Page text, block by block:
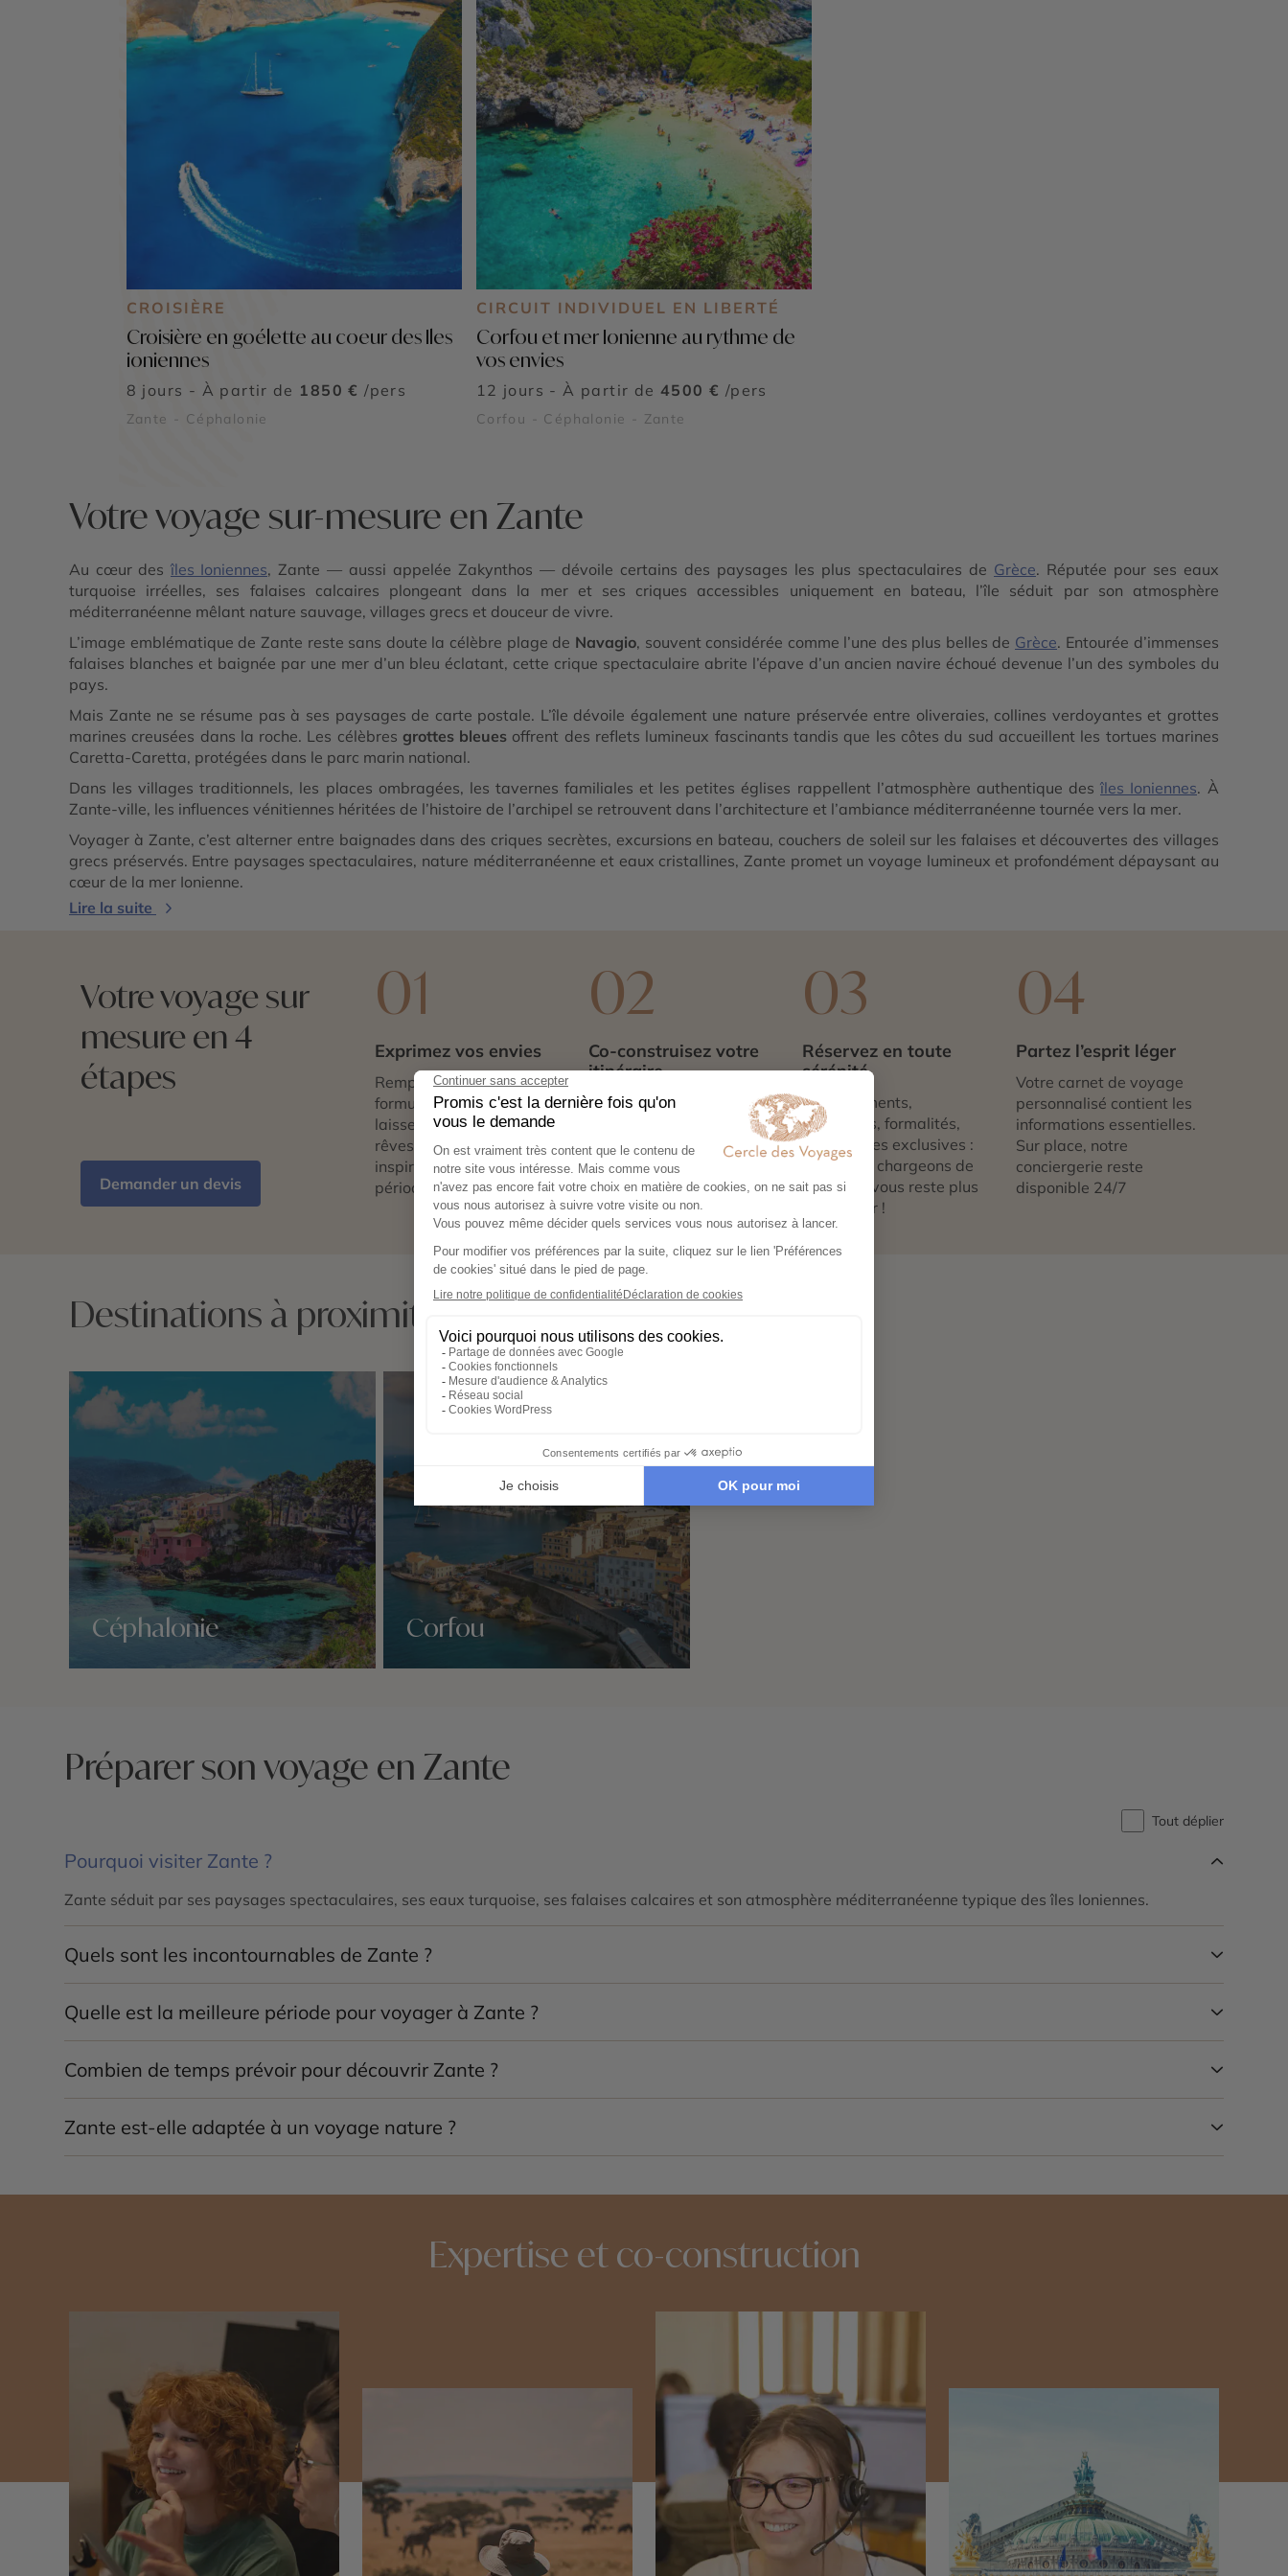
CROISIÈRE
Croisière en goélette au coeur des Iles
ioniennes
8 jours - À partir de 1850 € /pers
Zante - Céphalonie
CIRCUIT INDIVIDUEL EN LIBERTÉ
Corfou et mer Ionienne au rythme de
vos envies
12 jours - À partir de 4500 € /pers
Corfou - Céphalonie - Zante
Votre voyage sur-mesure en Zante
Au cœur des îles Ioniennes, Zante — aussi appelée Zakynthos — dévoile certains des paysages les plus spectaculaires de Grèce. Réputée pour ses eaux
turquoise irréelles, ses falaises calcaires plongeant dans la mer et ses criques accessibles uniquement en bateau, l’île séduit par son atmosphère
méditerranéenne mêlant nature sauvage, villages grecs et douceur de vivre.
L’image emblématique de Zante reste sans doute la célèbre plage de Navagio, souvent considérée comme l’une des plus belles de Grèce. Entourée d’immenses
falaises blanches et baignée par une mer d’un bleu éclatant, cette crique spectaculaire abrite l’épave d’un ancien navire échoué devenue l’un des symboles du
pays.
Mais Zante ne se résume pas à ses paysages de carte postale. L’île dévoile également une nature préservée entre oliveraies, collines verdoyantes et grottes
marines creusées dans la roche. Les célèbres grottes bleues offrent des reflets lumineux fascinants tandis que les côtes du sud accueillent les tortues marines
Caretta-Caretta, protégées dans le parc marin national.
Dans les villages traditionnels, les places ombragées, les tavernes familiales et les petites églises rappellent l’atmosphère authentique des îles Ioniennes. À
Zante-ville, les influences vénitiennes héritées de l’histoire de l’archipel se retrouvent dans l’architecture et l’ambiance méditerranéenne tournée vers la mer.
Voyager à Zante, c’est alterner entre baignades dans des criques secrètes, excursions en bateau, couchers de soleil sur les falaises et découvertes des villages
grecs préservés. Entre paysages spectaculaires, nature méditerranéenne et eaux cristallines, Zante promet un voyage lumineux et profondément dépaysant au
cœur de la mer Ionienne.
Lire la suite
Votre voyage sur
mesure en 4
étapes
Demander un devis
01
Exprimez vos envies
Remplissez notre
formulaire en ligne et
laissez libre cours à vos
rêves de voyage :
inspirations, budget,
période idéale…
02
Co-construisez votre
itinéraire
Échangez avec un
créer un voyage à votre
image, adapté à vos
envies et à votre rythme.
03
Réservez en toute
sérénité
Hébergements,
transports, formalités,
expériences exclusives :
nous nous chargeons de
tout. Il ne vous reste plus
qu’à partir !
04
Partez l’esprit léger
Votre carnet de voyage
personnalisé contient les
informations essentielles.
Sur place, notre
conciergerie reste
disponible 24/7
Destinations à proximité de Zante
Céphalonie Corfou
Préparer son voyage en Zante
Tout déplier
Pourquoi visiter Zante ?
Zante séduit par ses paysages spectaculaires, ses eaux turquoise, ses falaises calcaires et son atmosphère méditerranéenne typique des îles Ioniennes.
Quels sont les incontournables de Zante ?
Quelle est la meilleure période pour voyager à Zante ?
Combien de temps prévoir pour découvrir Zante ?
Zante est-elle adaptée à un voyage nature ?
Expertise et co-construction